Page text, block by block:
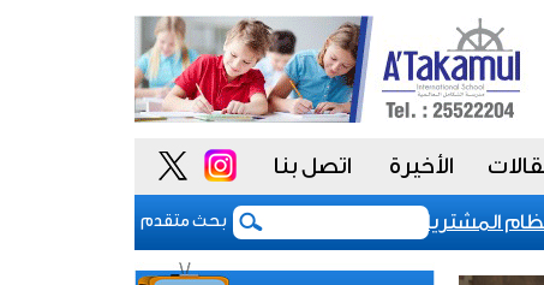
الأخيرة اتصل بنا
بحث متقدم
المشتريات يمنح الحكومة السعودية أدوات أكثر مرونة